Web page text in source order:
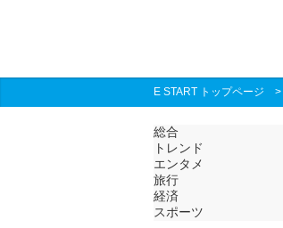
E START トップページ >
総合
トレンド
エンタメ
旅行
経済
スポーツ